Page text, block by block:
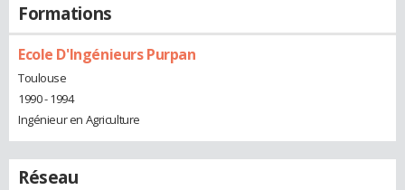
Formations
Ecole D'Ingénieurs Purpan
Toulouse
1990 - 1994
Ingénieur en Agriculture
Réseau